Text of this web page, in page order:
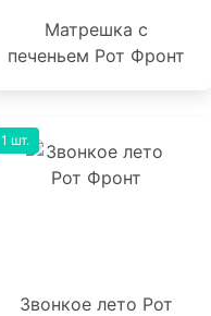
Матрешка с
печеньем Рот Фронт
Звонкое лето Рот
1 шт.